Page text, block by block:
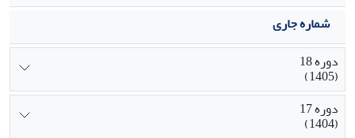
شماره جاری
دوره 18
(1405)
دوره 17
(1404)